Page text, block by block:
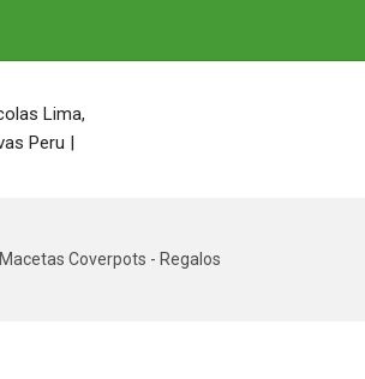
Macetas Coverpots - Regalos